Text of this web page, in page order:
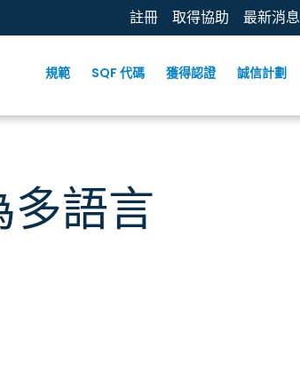
註冊 取得協助 最新消息
規範 SQF 代碼 獲得認證 誠信計劃
多語言